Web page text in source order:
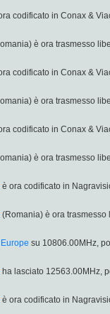
codificato in Conax &
è ora trasmesso
codificato in Conax &
è ora trasmesso
codificato in Conax &
è ora trasmesso
è ora codificato in
(Romania) è ora trasmesso
su 10806.00MHz,
ha lasciato 12563.00MHz,
è ora codificato in